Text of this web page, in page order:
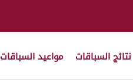
نتائج السباقات مواعيد السباقات